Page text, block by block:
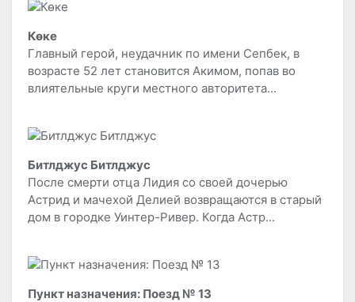
Көке
Главный герой, неудачник по имени Сепбек, в
возрасте 52 лет становится Акимом, попав во
влиятельные круги местного авторитета...
Битлджус Битлджус
После смерти отца Лидия со своей дочерью
Астрид и мачехой Делией возвращаются в старый
дом в городке Уинтер-Ривер. Когда Астр...
Пункт назначения: Поезд № 13